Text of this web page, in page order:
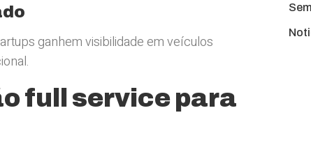
ganhem visibilidade em veículos
full service para